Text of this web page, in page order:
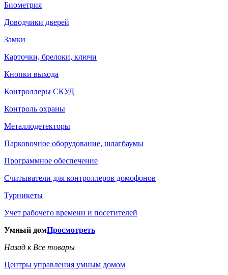
Биометрия
Доводчики дверей
Замки
Карточки, брелоки, ключи
Кнопки выхода
Контроллеры СКУД
Контроль охраны
Металлодетекторы
Парковочное оборудование, шлагбаумы
Программное обеспечение
Считыватели для контроллеров домофонов
Турникеты
Учет рабочего времени и посетителей
Умный домПросмотреть
Назад к Все товары
Центры управления умным домом